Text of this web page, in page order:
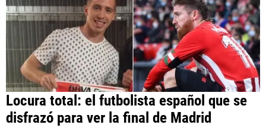
Locura total: el futbolista español que se
disfrazó para ver la final de Madrid